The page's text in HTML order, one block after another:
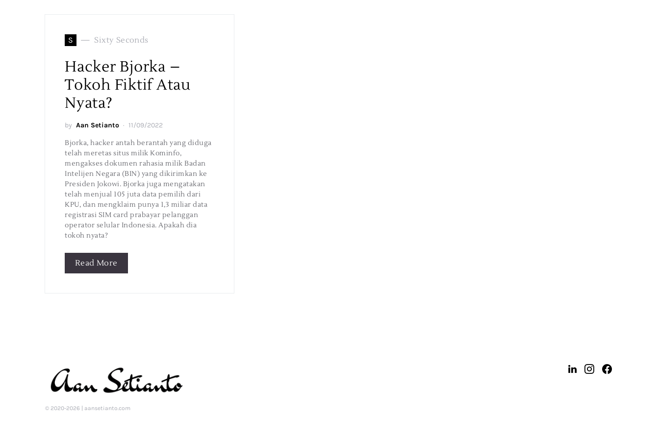
S Sixty Seconds
Hacker Bjorka –
Tokoh Fiktif Atau
Nyata?
by Aan Setianto 11/09/2022
Bjorka, hacker antah berantah yang diduga
telah meretas situs milik Kominfo,
mengakses dokumen rahasia milik Badan
Intelijen Negara (BIN) yang dikirimkan ke
Presiden Jokowi. Bjorka juga mengatakan
telah menjual 105 juta data pemilih dari
KPU, dan mengklaim punya 1,3 miliar data
registrasi SIM card prabayar pelanggan
operator selular Indonesia. Apakah dia
tokoh nyata?
Read More
© 2020-2026 | aansetianto.com